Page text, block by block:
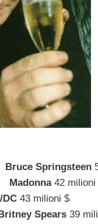
Bruce Springsteen
Madonna42 milioni
DC 43 milioni $
Spears 39